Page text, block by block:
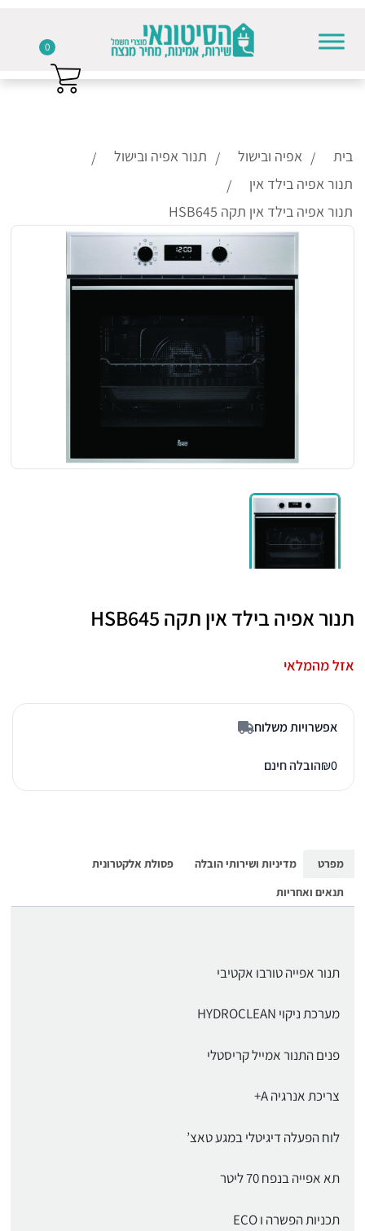
בית אפיה ובישול
תנור אפיה ובישול
תנור אפיה בילד אין
תנור אפיה בילד אין תקה HSB645
תנור אפיה בילד אין תקה HSB645
אזל מהמלאי
אפשרויות משלוח
₪0 הובלה חינם
מפרט מדיניות ושירותי הובלה
פסולת אלקטרונית
תנאים ואחריות
תנור אפייה טורבו אקטיבי
מערכת ניקוי HYDROCLEAN
פנים התנור אמייל קריסטלי
צריכת אנרגיה A+
לוח הפעלה דיגיטלי במגע טאצ’
תא אפייה בנפח 70 ליטר
תכניות הפשרה ו ECO
0